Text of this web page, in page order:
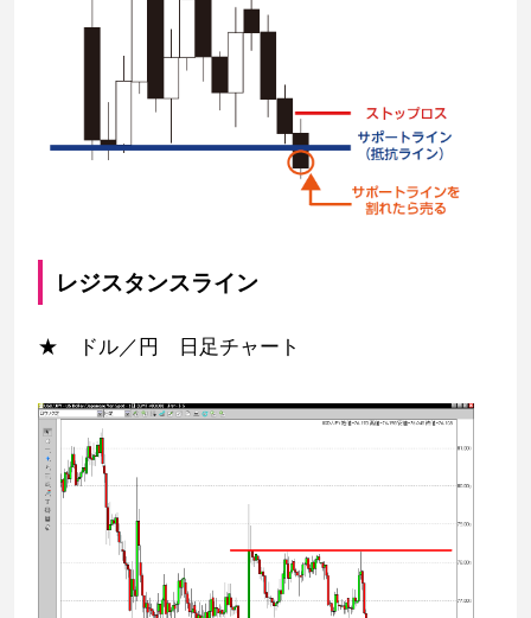
レジスタンスライン
★ ドル／円 日足チャート